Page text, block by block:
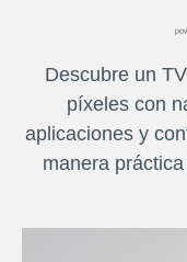
Descubre un
píxeles con
aplicaciones y
manera